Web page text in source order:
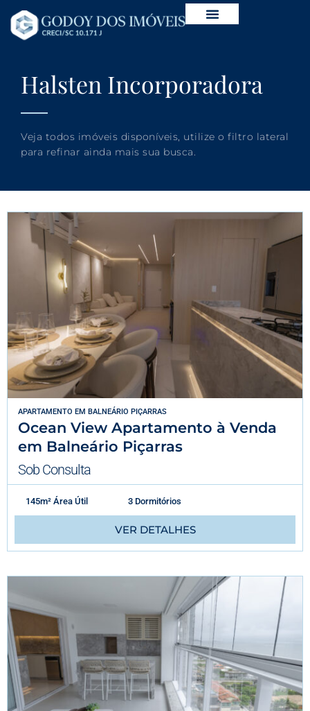
Halsten Incorporadora
Veja todos imóveis disponíveis, utilize o filtro lateral
para refinar ainda mais sua busca.
APARTAMENTO EM BALNEÁRIO PIÇARRAS
Ocean View Apartamento à Venda
em Balneário Piçarras
Sob Consulta
145m² Área Útil 3 Dormitórios
VER DETALHES